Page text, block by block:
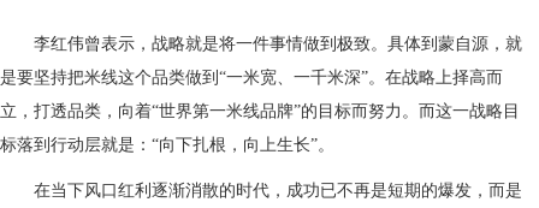
李红伟曾表示，战略就是将一件事情做到极致。具体到蒙自源，就
是要坚持把米线这个品类做到“一米宽、一千米深”。在战略上择高而
立，打透品类，向着“世界第一米线品牌”的目标而努力。而这一战略目
标落到行动层就是：“向下扎根，向上生长”。
在当下风口红利逐渐消散的时代，成功已不再是短期的爆发，而是